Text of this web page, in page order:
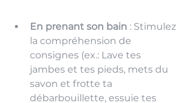
En prenant son bain : Stimulez
la compréhension de
consignes (ex.: Lave tes
jambes et tes pieds, mets du
savon et frotte ta
débarbouillette, essuie tes